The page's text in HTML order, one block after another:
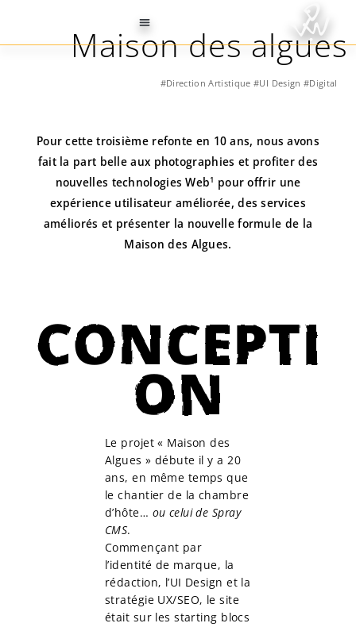
Maison des algues
#Direction Artistique #UI Design #Digital
Pour cette troisième refonte en 10 ans, nous avons
fait la part belle aux photographies et profiter des
nouvelles technologies Web1 pour offrir une
expérience utilisateur améliorée, des services
améliorés et présenter la nouvelle formule de la
Maison des Algues.
CONCEPTI
ON
Le projet « Maison des
Algues » débute il y a 20
ans, en même temps que
le chantier de la chambre
d’hôte… ou celui de Spray
CMS.
Commençant par
l’identité de marque, la
rédaction, l’UI Design et la
stratégie UX/SEO, le site
était sur les starting blocs